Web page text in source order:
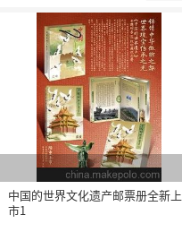
中国的世界文化遗产邮票册全新上
市1